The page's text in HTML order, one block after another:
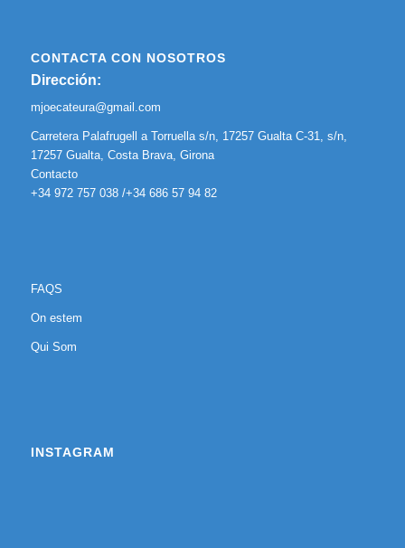
CONTACTA CON NOSOTROS
Dirección:
mjoecateura@gmail.com
Carretera Palafrugell a Torruella s/n, 17257 Gualta C-31, s/n,
17257 Gualta, Costa Brava, Girona
Contacto
+34 972 757 038 /+34 686 57 94 82
FAQS
On estem
Qui Som
INSTAGRAM